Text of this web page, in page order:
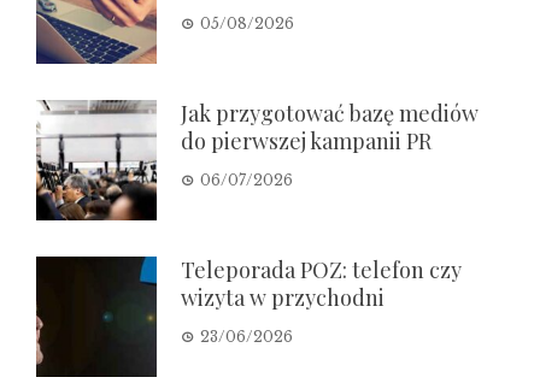
05/08/2026
Jak przygotować bazę mediów
do pierwszej kampanii PR
06/07/2026
Teleporada POZ: telefon czy
wizyta w przychodni
23/06/2026